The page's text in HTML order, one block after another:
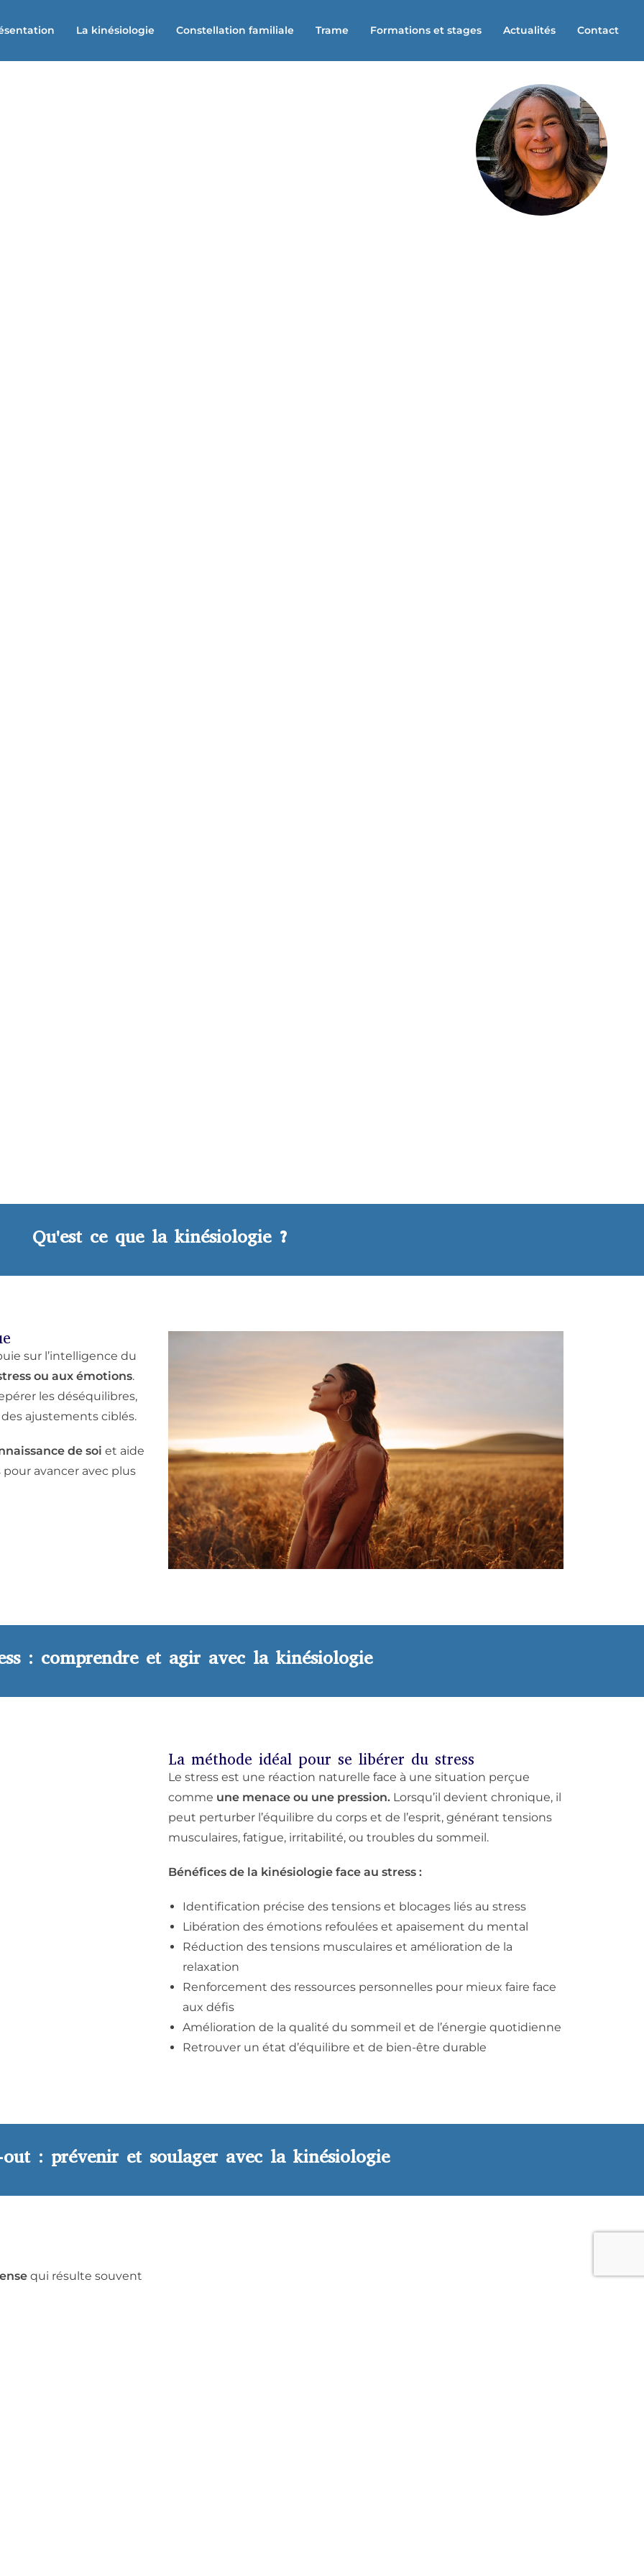
La kinésiologie Constellation familiale Trame Formations et stages Actualités Contact
Qu'est ce que la kinésiologie ?
sur l’intelligence du
ou aux émotions.
les déséquilibres,
ajustements ciblés.
de soi et aide
avancer avec plus
: comprendre et agir avec la kinésiologie
La méthode idéal pour se libérer du stress
Le stress est une réaction naturelle face à une situation perçue
comme une menace ou une pression. Lorsqu’il devient chronique, il
peut perturber l’équilibre du corps et de l’esprit, générant tensions
musculaires, fatigue, irritabilité, ou troubles du sommeil.
Bénéfices de la kinésiologie face au stress :
Identification précise des tensions et blocages liés au stress
Libération des émotions refoulées et apaisement du mental
Réduction des tensions musculaires et amélioration de la
relaxation
Renforcement des ressources personnelles pour mieux faire face
aux défis
Amélioration de la qualité du sommeil et de l’énergie quotidienne
Retrouver un état d’équilibre et de bien-être durable
: prévenir et soulager avec la kinésiologie
qui résulte souvent